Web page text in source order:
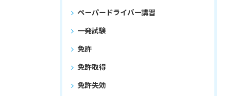
ペーパードライバー講習
一発試験
免許
免許取得
免許失効